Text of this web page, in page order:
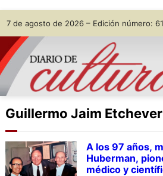
Skip
to
content
7 de agosto de 2026 – Edición número:
Guillermo Jaim
A los 97 años,
Huberman,
médico y